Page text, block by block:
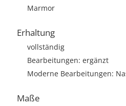
Marmor
Erhaltung
vollständig
Bearbeitungen: ergänzt
Moderne Bearbeitungen:
Maße